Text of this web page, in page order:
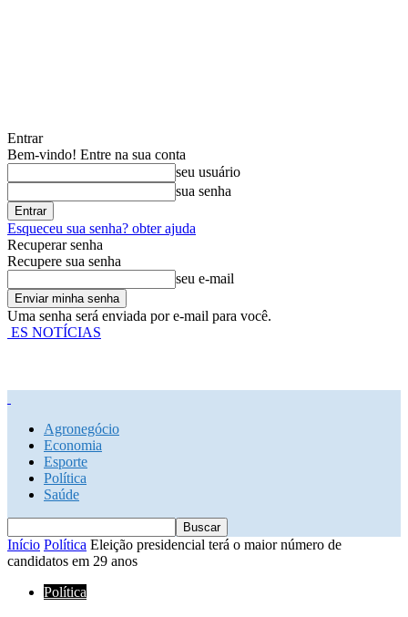
Entrar
Bem-vindo! Entre na sua conta
seu usuário
sua senha
Esqueceu sua senha? obter ajuda
Recuperar senha
Recupere sua senha
seu e-mail
Uma senha será enviada por e-mail para você.
ES NOTÍCIAS
Agronegócio
Economia
Esporte
Política
Saúde
Início Política Eleição presidencial terá o maior número de
candidatos em 29 anos
Política